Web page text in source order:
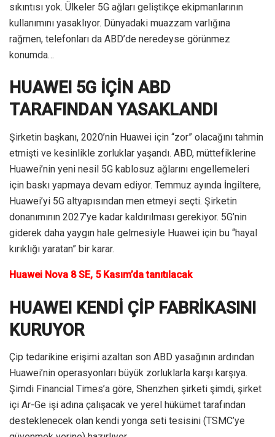
sıkıntısı yok. Ülkeler 5G ağları geliştikçe ekipmanlarının
kullanımını yasaklıyor. Dünyadaki muazzam varlığına
rağmen, telefonları da ABD’de neredeyse görünmez
konumda…
HUAWEI 5G İÇİN ABD
TARAFINDAN YASAKLANDI
Şirketin başkanı, 2020’nin Huawei için “zor” olacağını tahmin
etmişti ve kesinlikle zorluklar yaşandı. ABD, müttefiklerine
Huawei’nin yeni nesil 5G kablosuz ağlarını engellemeleri
için baskı yapmaya devam ediyor. Temmuz ayında İngiltere,
Huawei’yi 5G altyapısından men etmeyi seçti. Şirketin
donanımının 2027’ye kadar kaldırılması gerekiyor. 5G’nin
giderek daha yaygın hale gelmesiyle Huawei için bu “hayal
kırıklığı yaratan” bir karar.
Huawei Nova 8 SE, 5 Kasım’da tanıtılacak
HUAWEI KENDİ ÇİP FABRİKASINI
KURUYOR
Çip tedarikine erişimi azaltan son ABD yasağının ardından
Huawei’nin operasyonları büyük zorluklarla karşı karşıya.
Şimdi Financial Times’a göre, Shenzhen şirketi şimdi, şirket
içi Ar-Ge işi adına çalışacak ve yerel hükümet tarafından
desteklenecek olan kendi yonga seti tesisini (TSMC’ye